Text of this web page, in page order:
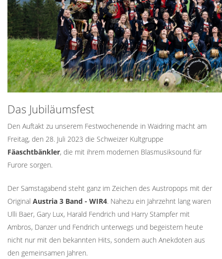
Das Jubiläumsfest
Den Auftakt zu unserem Festwochenende in Waidring macht am
Freitag, den 28. Juli 2023 die Schweizer Kultgruppe
Fäaschtbänkler, die mit ihrem modernen Blasmusiksound für
Furore sorgen.
Der Samstagabend steht ganz im Zeichen des Austropops mit der
Original Austria 3 Band - WIR4. Nahezu ein Jahrzehnt lang waren
Ulli Baer, Gary Lux, Harald Fendrich und Harry Stampfer mit
Ambros, Danzer und Fendrich unterwegs und begeistern heute
nicht nur mit den bekannten Hits, sondern auch Anekdoten aus
den gemeinsamen Jahren.